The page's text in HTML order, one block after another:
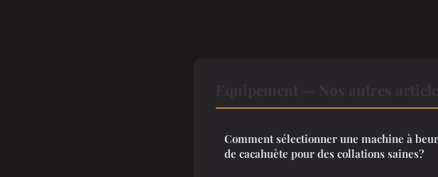
Comment sélectionner une machine à
de cacahuète pour des collations saines?